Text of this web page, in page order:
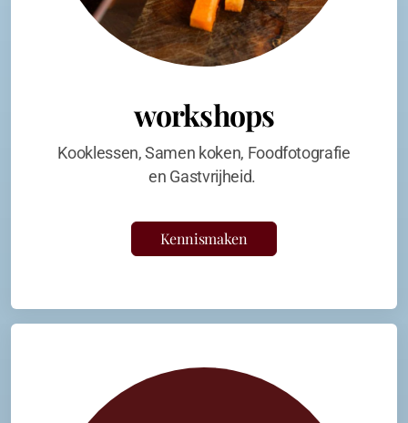
workshops
Kooklessen, Samen koken, Foodfotografie
en Gastvrijheid.
Kennismaken